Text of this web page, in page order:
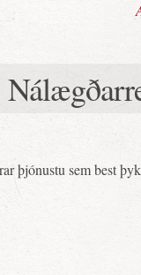
þjónustu sem best